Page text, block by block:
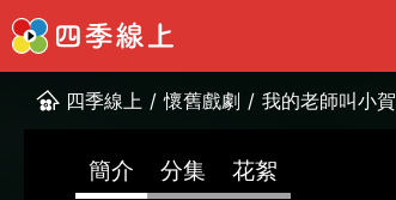
四季線上 / 懷舊戲劇 / 我的老師叫小賀
簡介 分集 花絮